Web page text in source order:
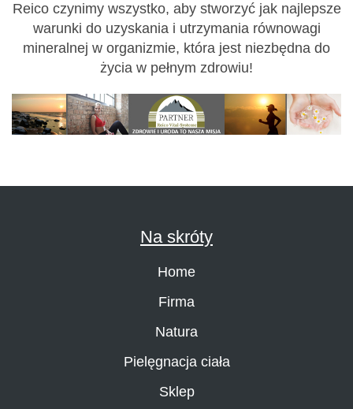
Reico czynimy wszystko, aby stworzyć jak najlepsze
warunki do uzyskania i utrzymania równowagi
mineralnej w organizmie, która jest niezbędna do
życia w pełnym zdrowiu!
Na skróty
Home
Firma
Natura
Pielęgnacja ciała
Sklep